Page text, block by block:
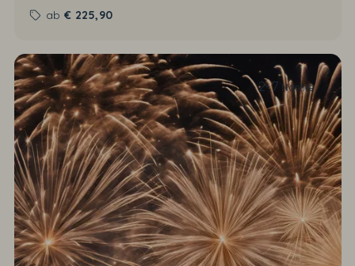
ab€ 225,90
2-7 Nächte